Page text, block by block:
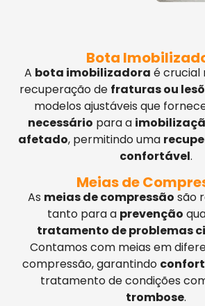
Bota
A bota imobilizadora é crucial
recuperação de fraturas ou
modelos ajustáveis que
necessário para a
afetado, permitindo uma
confortável.
Meias de
As meias de compressão são
tanto para a prevenção
tratamento de problemas
Contamos com meias em
compressão, garantindo
tratamento de condições
trombose.